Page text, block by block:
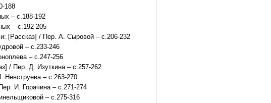
188
– с.188-192
– с.192-205
[Рассказ] / Пер. А. Сыровой – с.206-232
– с.233-246
– с.247-256
/ Пер. Д. Изуткина – с.257-262
Невструева – с.263-270
И. Горачина – с.271-274
– с.275-316